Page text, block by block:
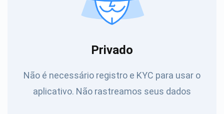
Privado
Não é necessário registro e KYC para usar o
aplicativo. Não rastreamos seus dados